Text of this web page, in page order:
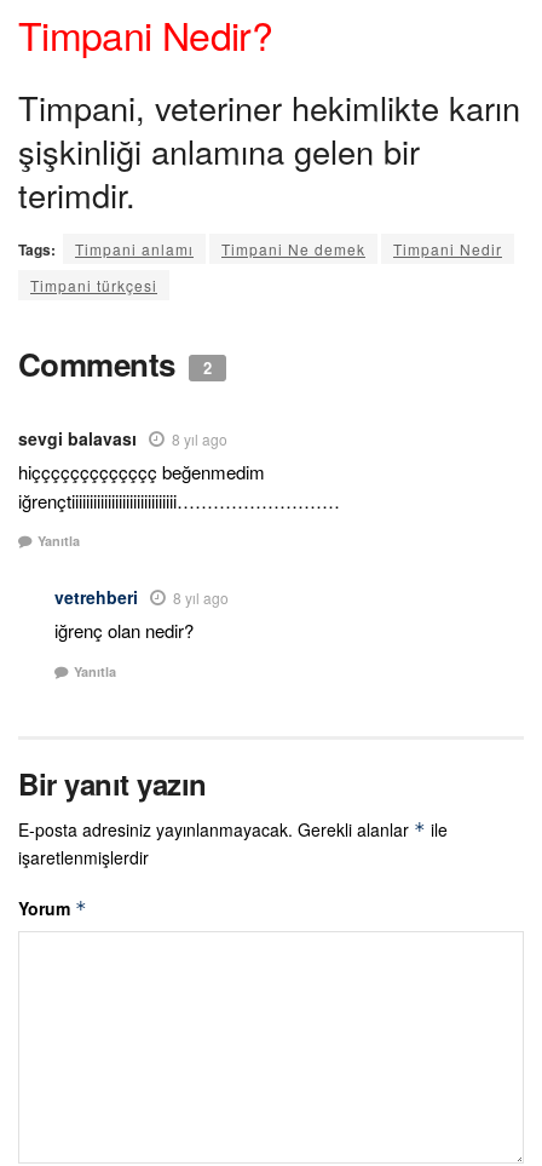
Timpani Nedir?
Timpani, veteriner hekimlikte karın
şişkinliği anlamına gelen bir
terimdir.
Tags: Timpani anlamı Timpani Ne demek
Timpani Nedir
Timpani türkçesi
Comments 2
sevgi balavası 8 yıl ago
hiççççççççççççç beğenmedim
iğrençtiiiiiiiiiiiiiiiiiiiiiiiiiiiii………………………
Yanıtla
vetrehberi 8 yıl ago
iğrenç olan nedir?
Yanıtla
Bir yanıt yazın
E-posta adresiniz yayınlanmayacak. Gerekli alanlar * ile
işaretlenmişlerdir
Yorum *